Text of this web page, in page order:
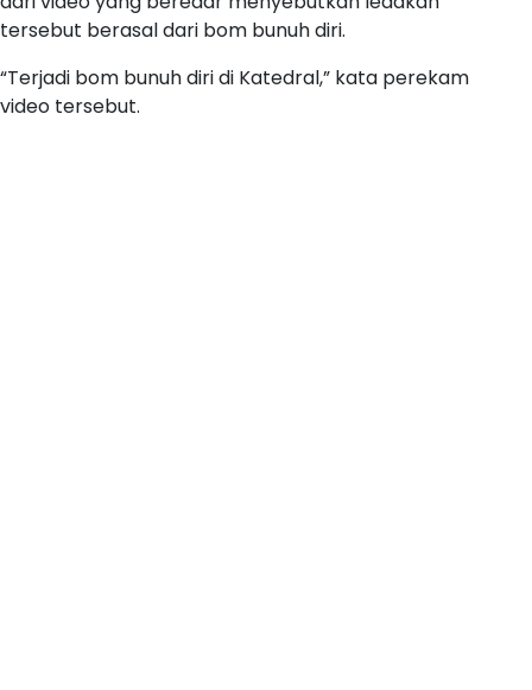
tersebut berasal dari bom bunuh diri.
“Terjadi bom bunuh diri di Katedral,” kata perekam
video tersebut.